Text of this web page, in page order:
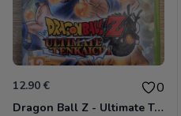
12.90 € 0
Dragon Ball Z - Ultimate Tenkaichi Xbox 360